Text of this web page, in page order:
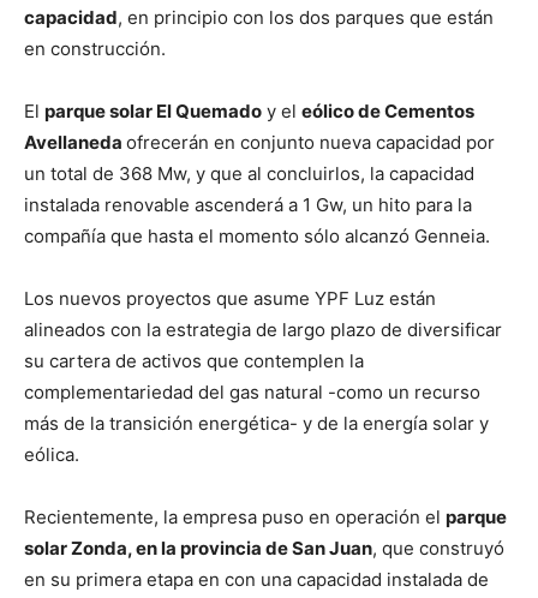
capacidad, en principio con los dos parques que están
en construcción.
El parque solar El Quemado y el eólico de Cementos
Avellaneda ofrecerán en conjunto nueva capacidad por
un total de 368 Mw, y que al concluirlos, la capacidad
instalada renovable ascenderá a 1 Gw, un hito para la
compañía que hasta el momento sólo alcanzó Genneia.
Los nuevos proyectos que asume YPF Luz están
alineados con la estrategia de largo plazo de diversificar
su cartera de activos que contemplen la
complementariedad del gas natural -como un recurso
más de la transición energética- y de la energía solar y
eólica.
Recientemente, la empresa puso en operación el parque
solar Zonda, en la provincia de San Juan, que construyó
en su primera etapa en con una capacidad instalada de